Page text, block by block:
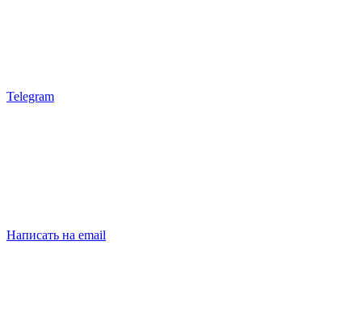
Telegram
Написать на email